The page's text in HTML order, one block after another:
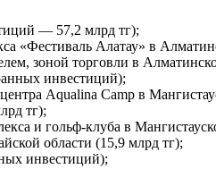
— 57,2 млрд тг);
«Фестиваль Алатау» в
зоной торговли в
инвестиций);
Aqualina Camp в
тг);
и гольф-клуба в
области (15,9 млрд тг);
инвестиций);